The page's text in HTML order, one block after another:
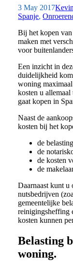
3 May 2017
Spanje,
Bij het kopen
maken met
voor
Een inzicht in
duidelijkheid
woning
kosten u
gaat kopen in
Naast de
kosten bij het
de
de
de kosten
de
Daarnaast kunt u
nutsbedrijven
gemeentelijke
reinigingsheffing
kosten kunnen
Belasting
woning.